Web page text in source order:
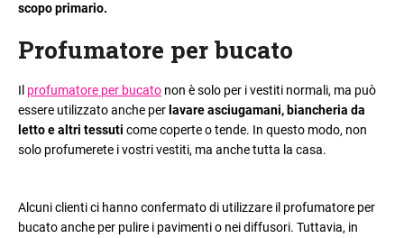
scopo primario.
Profumatore per bucato
Il profumatore per bucato non è solo per i vestiti normali, ma può
essere utilizzato anche per lavare asciugamani, biancheria da
letto e altri tessuti come coperte o tende. In questo modo, non
solo profumerete i vostri vestiti, ma anche tutta la casa.
Alcuni clienti ci hanno confermato di utilizzare il profumatore per
bucato anche per pulire i pavimenti o nei diffusori. Tuttavia, in